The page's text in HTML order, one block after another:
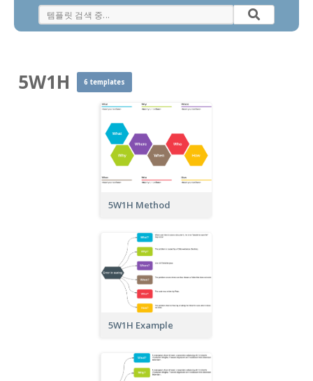
5W1H 6 templates
5W1H Method
5W1H Example